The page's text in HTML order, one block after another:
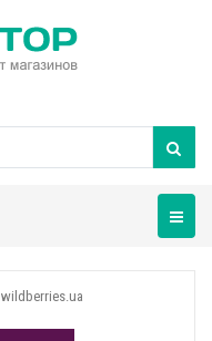
wildberries.ua